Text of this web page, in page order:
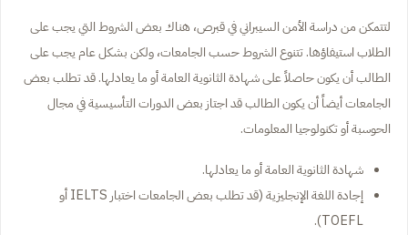
لتتمكن من دراسة الأمن السيبراني في قبرص، هناك بعض الشروط التي يجب على
الطلاب استيفاؤها. تتنوع الشروط حسب الجامعات، ولكن بشكل عام يجب على
الطالب أن يكون حاصلاً على شهادة الثانوية العامة أو ما يعادلها. قد تطلب بعض
الجامعات أيضاً أن يكون الطالب قد اجتاز بعض الدورات التأسيسية في مجال
الحوسبة أو تكنولوجيا المعلومات.
شهادة الثانوية العامة أو ما يعادلها.
إجادة اللغة الإنجليزية (قد تطلب بعض الجامعات اختبار IELTS أو
TOEFL).